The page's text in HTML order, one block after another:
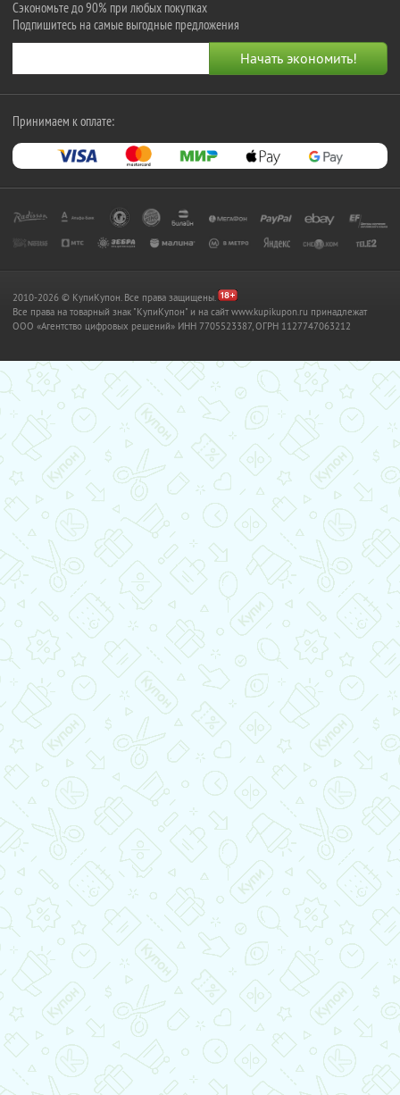
Сэкономьте до 90% при любых покупках
Подпишитесь на самые выгодные предложения
Принимаем к оплате:
2010-2026 © КупиКупон. Все права защищены.
Все права на товарный знак "КупиКупон" и на сайт www.kupikupon.ru принадлежат
OOO «Агентство цифровых решений» ИНН 7705523387, ОГРН 1127747063212